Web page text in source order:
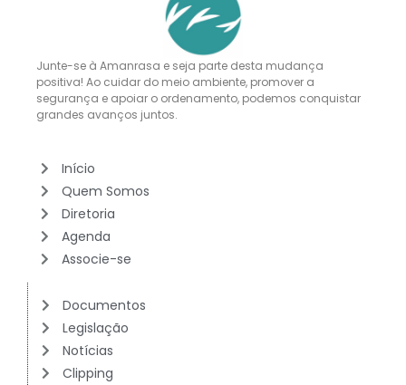
Junte-se à Amanrasa e seja parte desta mudança
positiva! Ao cuidar do meio ambiente, promover a
segurança e apoiar o ordenamento, podemos conquistar
grandes avanços juntos.
Início
Quem Somos
Diretoria
Agenda
Associe-se
Documentos
Legislação
Notícias
Clipping